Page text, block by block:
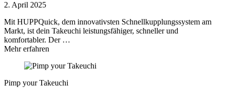
2. April 2025
Mit HUPPQuick, dem innovativsten Schnell­kupplungs­system am
Markt, ist dein Takeuchi leistungsfähiger, schneller und
komfortabler. Der …
Mehr erfahren
Pimp your Takeuchi